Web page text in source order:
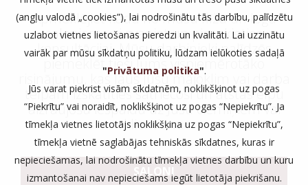
Apmeklējiet kādu no mūsu flīžu un logu
saloniem vai zvaniet un piesakieties
konsultācijai. Mūsu darbinieki palīdzēs
piemeklēt tieši Jums vispiemērotāko
risinājumu, kas ļaus Jūsu mājoklim vai darba
telpām izskatīties satriecoši un atstās elpu
aizraujošu iespaidu uz Jūsu ciemiņiem vai
klientiem.
SALONI
(angļu valodā „cookies”), lai nodrošinātu tās darbību, palīdzētu
uzlabot vietnes lietošanas pieredzi un kvalitāti. Lai uzzinātu
vairāk par mūsu sīkdatņu politiku, lūdzam ielūkoties sadaļā
"Privātuma politika".
Jūs varat piekrist visām sīkdatnēm, noklikšķinot uz pogas
“Piekrītu” vai noraidīt, noklikšķinot uz pogas “Nepiekrītu”. Ja
tīmekļa vietnes lietotājs noklikšķina uz pogas “Nepiekrītu”,
tīmekļa vietnē saglabājas tehniskās sīkdatnes, kuras ir
nepieciešamas, lai nodrošinātu tīmekļa vietnes darbību un kuru
izmantošanai nav nepieciešams iegūt lietotāja piekrišanu.